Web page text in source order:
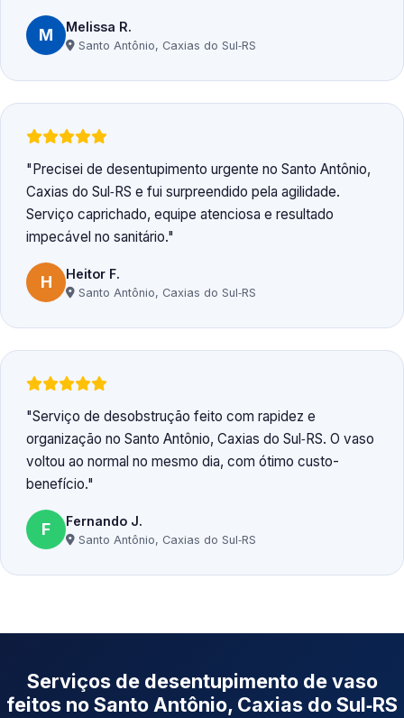
M Melissa R.
Santo Antônio, Caxias do Sul‑RS
Precisei de desentupimento urgente no Santo Antônio,
Caxias do Sul‑RS e fui surpreendido pela agilidade.
Serviço caprichado, equipe atenciosa e resultado
impecável no sanitário.
H Heitor F.
Santo Antônio, Caxias do Sul‑RS
Serviço de desobstrução feito com rapidez e
organização no Santo Antônio, Caxias do Sul‑RS. O vaso
voltou ao normal no mesmo dia, com ótimo custo-
benefício.
F Fernando J.
Santo Antônio, Caxias do Sul‑RS
Serviços de desentupimento de vaso
feitos no Santo Antônio, Caxias do Sul‑RS